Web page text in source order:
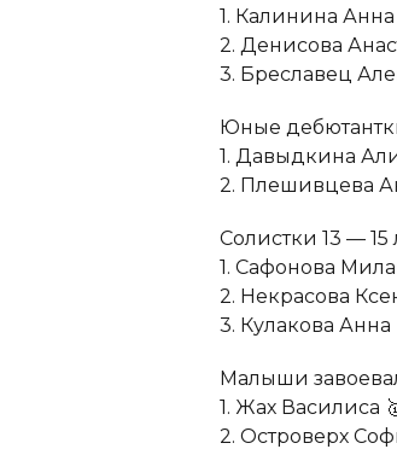
1. Калинина Анна
2. Денисова
3. Бреславец
Юные
1. Давыдкина
2. Плешивцева
Солистки 13 — 15
1. Сафонова
2. Некрасова
3. Кулакова Анна
Малыши
1. Жах Василиса
2. Островерх